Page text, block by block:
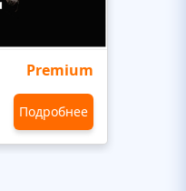
Premium
Подробнее